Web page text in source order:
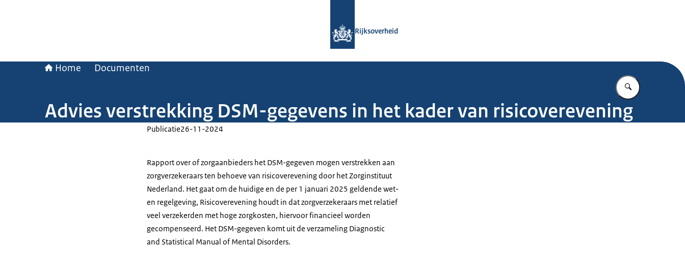
Rijksoverheid
Home Documenten
Vul in wat u
Advies verstrekking DSM-gegevens in het kader van risicoverevening
Publicatie26-11-2024
Rapport over of zorgaanbieders het DSM-gegeven mogen verstrekken aan
zorgverzekeraars ten behoeve van risicoverevening door het Zorginstituut
Nederland. Het gaat om de huidige en de per 1 januari 2025 geldende wet-
en regelgeving, Risicoverevening houdt in dat zorgverzekeraars met relatief
veel verzekerden met hoge zorgkosten, hiervoor financieel worden
gecompenseerd. Het DSM-gegeven komt uit de verzameling Diagnostic
and Statistical Manual of Mental Disorders.